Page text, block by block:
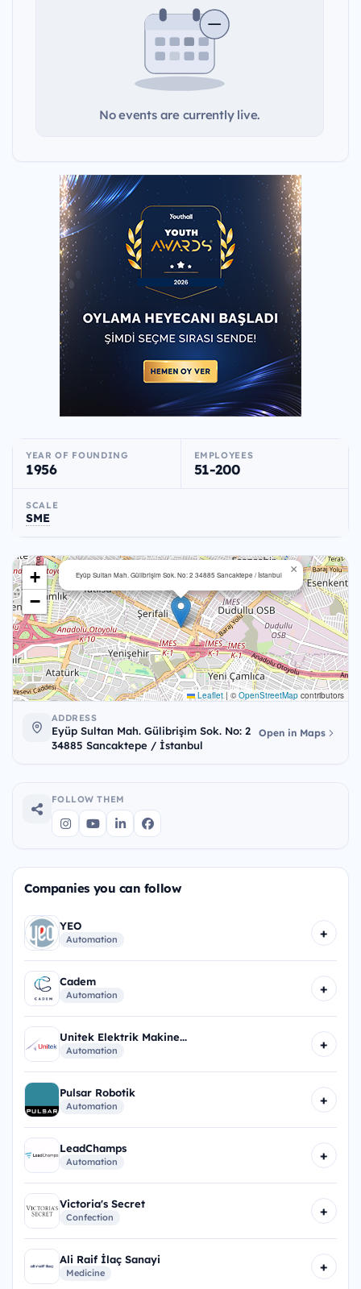
No events are currently live.
YEAR OF FOUNDING
1956
EMPLOYEES
51-200
SCALE
SME
Eyüp Sultan Mah. Gülibrişim Sok. No: 2 34885 Sancaktepe / İstanbul ×
+
−
Leaflet | ©OpenStreetMap contributors
ADDRESS
Eyüp Sultan Mah. Gülibrişim Sok. No: 2
34885 Sancaktepe / İstanbul
Open in Maps
FOLLOW THEM
Companies you can follow
YEO
Automation +
Cadem
Automation +
Unitek Elektrik Makine...
Automation +
Pulsar Robotik
Automation +
LeadChamps
Automation +
Victoria's Secret
Confection +
Ali Raif İlaç Sanayi
Medicine +